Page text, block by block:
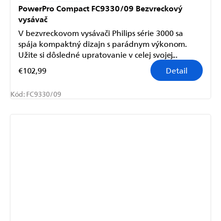
PowerPro Compact FC9330/09 Bezvreckový
vysávač
€102,99 Detail
V bezvreckovom vysávači Philips série 3000 sa
spája kompaktný dizajn s parádnym výkonom.
Užite si dôsledné upratovanie v celej svojej...
Kód: FC9330/09